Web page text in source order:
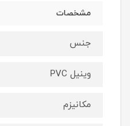
مشخصات
جنس
وینیل PVC
مکانیزم